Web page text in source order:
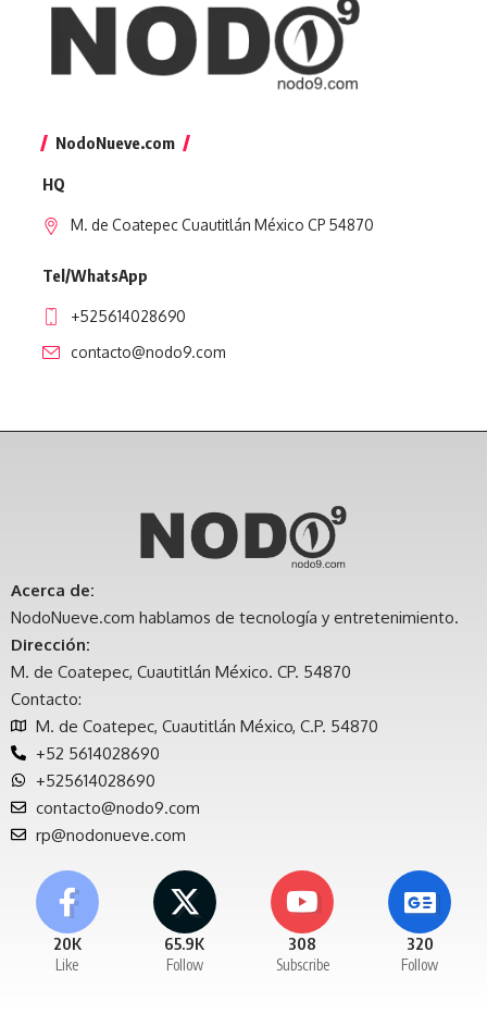
NodoNueve.com
HQ
M. de Coatepec Cuautitlán México CP 54870
Tel/WhatsApp
+525614028690
contacto@nodo9.com
Acerca de:
NodoNueve.com hablamos de tecnología y entretenimiento.
Dirección:
M. de Coatepec, Cuautitlán México. CP. 54870
Contacto:
M. de Coatepec, Cuautitlán México, C.P. 54870
+52 5614028690
+525614028690
contacto@nodo9.com
rp@nodonueve.com
20K
Like
65.9K
Follow
308
Subscribe
320
Follow